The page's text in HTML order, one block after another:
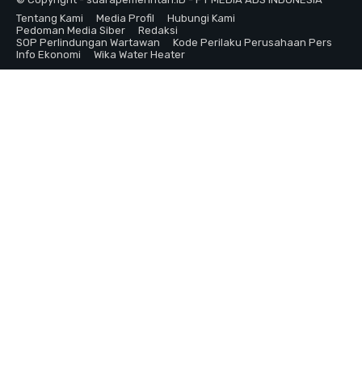
Tentang Kami
Media Profil
Hubungi Kami
Pedoman Media Siber
Redaksi
SOP Perlindungan Wartawan
Kode Perilaku Perusahaan Pers
Info Ekonomi
Wika Water Heater